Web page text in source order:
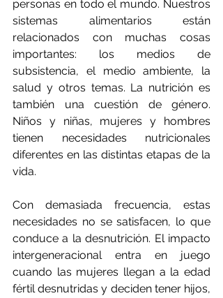
personas en todo el mundo. Nuestros
sistemas alimentarios están
relacionados con muchas cosas
importantes: los medios de
subsistencia, el medio ambiente, la
salud y otros temas. La nutrición es
también una cuestión de género.
Niños y niñas, mujeres y hombres
tienen necesidades nutricionales
diferentes en las distintas etapas de la
vida.
Con demasiada frecuencia, estas
necesidades no se satisfacen, lo que
conduce a la desnutrición. El impacto
intergeneracional entra en juego
cuando las mujeres llegan a la edad
fértil desnutridas y deciden tener hijos,